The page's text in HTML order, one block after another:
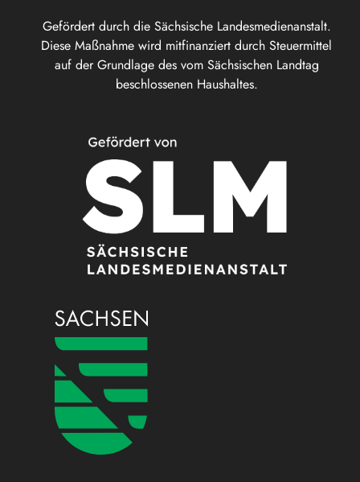
Gefördert durch die Sächsische Landesmedienanstalt.
Diese Maßnahme wird mitfinanziert durch Steuermittel
auf der Grundlage des vom Sächsischen Landtag
beschlossenen Haushaltes.